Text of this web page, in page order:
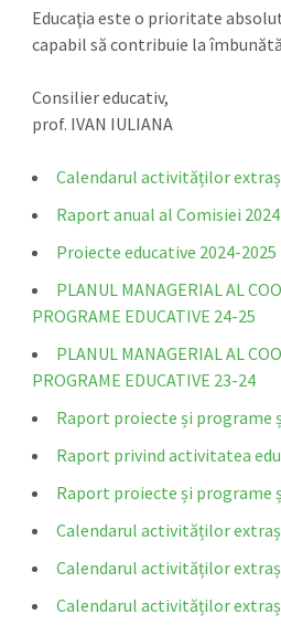
Educaţia este o prioritate
capabil să contribuie la
Consilier educativ,
prof. IVAN IULIANA
Calendarul activităților
Raport anual al Comisiei
Proiecte educative 2024-2025
PLANUL MANAGERIAL AL
PROGRAME EDUCATIVE 24-25
PLANUL MANAGERIAL AL
PROGRAME EDUCATIVE 23-24
Raport proiecte și programe
Raport privind activitatea
Raport proiecte și programe
Calendarul activităților
Calendarul activităților
Calendarul activităților